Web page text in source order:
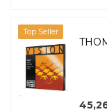
Top Seller